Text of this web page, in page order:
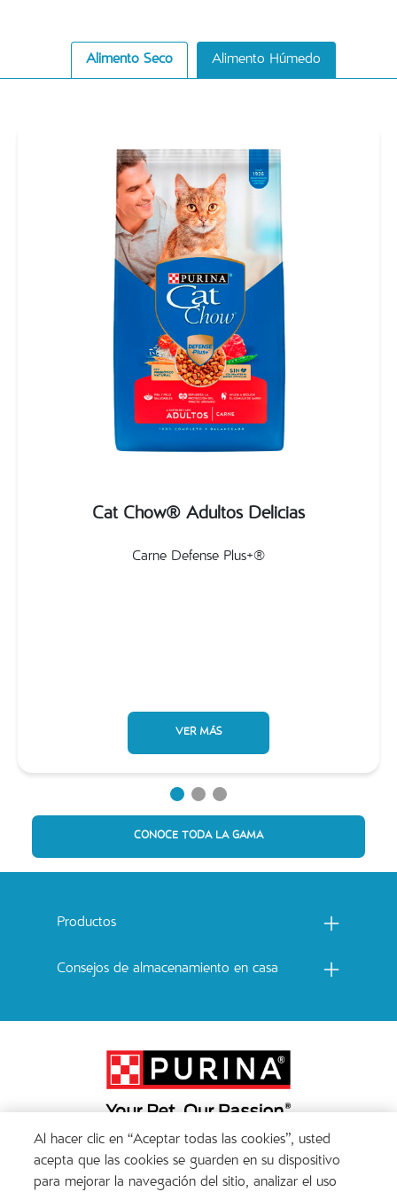
Alimento Seco Alimento Húmedo
Cat Chow® Adultos Delicias
Carne Defense Plus+®
VER MÁS
CONOCE TODA LA GAMA
Productos
Consejos de almacenamiento en casa
Menu Footer Secundario Cat Chow
Al hacer clic en “Aceptar todas las cookies”, usted
acepta que las cookies se guarden en su dispositivo
para mejorar la navegación del sitio, analizar el uso